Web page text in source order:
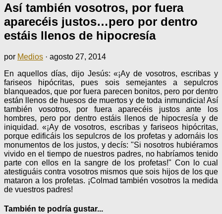
Así también vosotros, por fuera
aparecéis justos…pero por dentro
estáis llenos de hipocresía
por Medios · agosto 27, 2014
En aquellos días, dijo Jesús: «¡Ay de vosotros, escribas y
fariseos hipócritas, pues sois semejantes a sepulcros
blanqueados, que por fuera parecen bonitos, pero por dentro
están llenos de huesos de muertos y de toda inmundicia! Así
también vosotros, por fuera aparecéis justos ante los
hombres, pero por dentro estáis llenos de hipocresía y de
iniquidad. «¡Ay de vosotros, escribas y fariseos hipócritas,
porque edificáis los sepulcros de los profetas y adornáis los
monumentos de los justos, y decís: "Si nosotros hubiéramos
vivido en el tiempo de nuestros padres, no habríamos tenido
parte con ellos en la sangre de los profetas!" Con lo cual
atestiguáis contra vosotros mismos que sois hijos de los que
mataron a los profetas. ¡Colmad también vosotros la medida
de vuestros padres!
También te podría gustar...